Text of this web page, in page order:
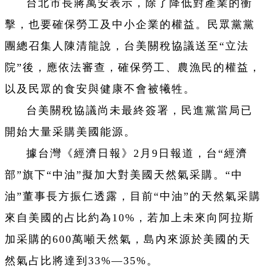
台北市長蔣萬安表示，除了降低對產業的衝
擊，也要確保勞工及中小企業的權益。民眾黨黨
團總召集人陳清龍說，台美關稅協議送至“立法
院”後，應依法審查，確保勞工、農漁民的權益，
以及民眾的食安與健康不會被犧牲。
台美關稅協議尚未最終簽署，民進黨當局已
開始大量采購美國能源。
據台灣《經濟日報》2月9日報道，台“經濟
部”旗下“中油”擬加大對美國天然氣采購。“中
油”董事長方振仁透露，目前“中油”的天然氣采購
來自美國的占比約為10%，若加上未來向阿拉斯
加采購的600萬噸天然氣，島內來源於美國的天
然氣占比將達到33%—35%。